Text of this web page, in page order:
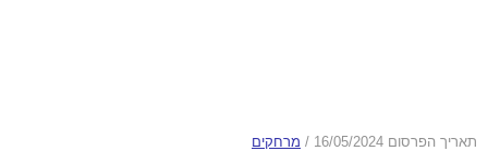
תאריך הפרסום 16/05/2024 / מרחקים